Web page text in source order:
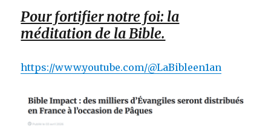
Pour fortifier notre foi: la
méditation de la Bible.
https://www.youtube.com/@LaBibleen1an